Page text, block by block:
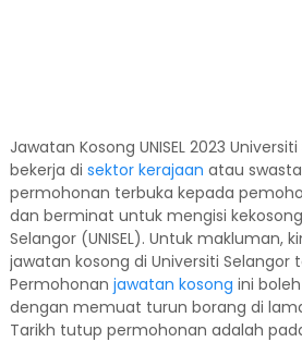
Jawatan Kosong UNISEL 2023
bekerja di sektor kerajaan atau
permohonan terbuka kepada
dan berminat untuk mengisi
Selangor (UNISEL). Untuk makluman,
jawatan kosong di Universiti Selangor
Permohonan jawatan kosong ini
dengan memuat turun borang di
Tarikh tutup permohonan adalah